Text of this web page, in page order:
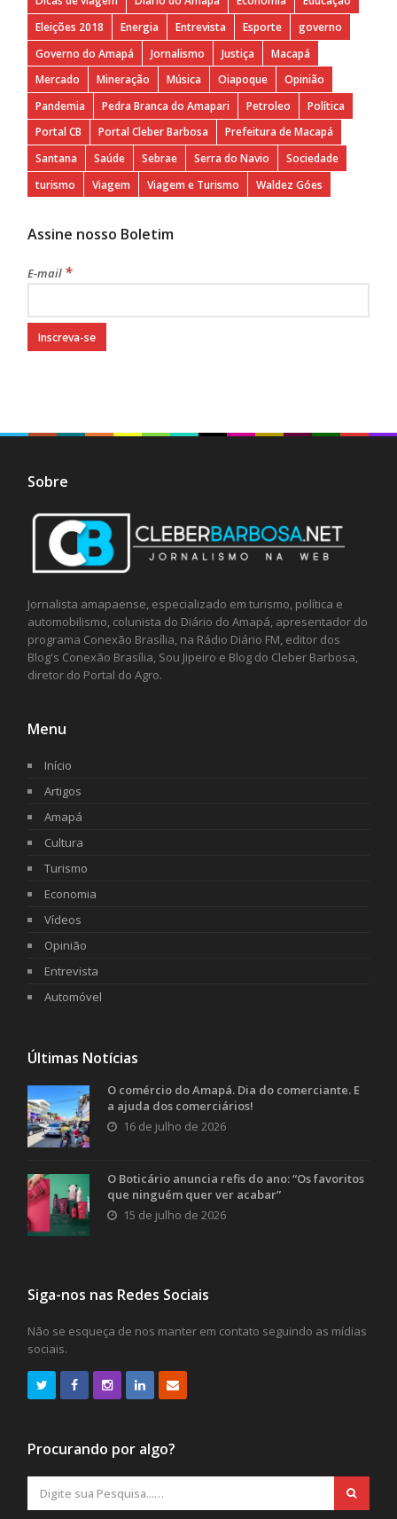
Eleições 2018
Energia Entrevista Esporte
governo
Governo do Amapá
Jornalismo Justiça
Macapá
Mercado
Mineração Música Oiapoque
Opinião
Pandemia
Pedra Branca do Amapari Petroleo
Política
Portal CB
Portal Cleber Barbosa
Prefeitura de Macapá
Santana
Saúde Sebrae Serra do Navio
Sociedade
turismo
Viagem Viagem e Turismo Waldez Góes
Assine nosso Boletim
E-mail *
Sobre
Jornalista amapaense, especializado em turismo, política e
automobilismo, colunista do Diário do Amapá, apresentador do
programa Conexão Brasília, na Rádio Diário FM, editor dos
Blog's Conexão Brasília, Sou Jipeiro e Blog do Cleber Barbosa,
diretor do Portal do Agro.
Menu
Início
Artigos
Amapá
Cultura
Turismo
Economia
Vídeos
Opinião
Entrevista
Automóvel
Últimas Notícias
O comércio do Amapá. Dia do comerciante. E
a ajuda dos comerciários!
16 de julho de 2026
O Boticário anuncia refis do ano: “Os favoritos
que ninguém quer ver acabar”
15 de julho de 2026
Siga-nos nas Redes Sociais
Não se esqueça de nos manter em contato seguindo as mídias
sociais.
Procurando por algo?